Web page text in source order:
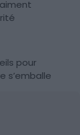
pour
s’emballe